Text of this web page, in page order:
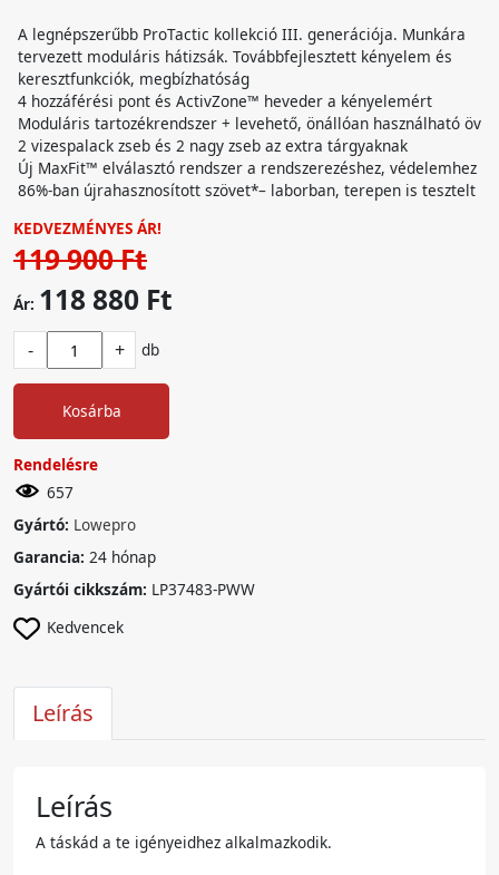
A legnépszerűbb ProTactic kollekció III. generációja. Munkára
tervezett moduláris hátizsák. Továbbfejlesztett kényelem és
keresztfunkciók, megbízhatóság
4 hozzáférési pont és ActivZone™ heveder a kényelemért
Moduláris tartozékrendszer + levehető, önállóan használható öv
2 vizespalack zseb és 2 nagy zseb az extra tárgyaknak
Új MaxFit™ elválasztó rendszer a rendszerezéshez, védelemhez
86%-ban újrahasznosított szövet*– laborban, terepen is tesztelt
KEDVEZMÉNYES ÁR!
119 900 Ft
Ár: 118 880 Ft
- + db
Kosárba
Rendelésre
657
Gyártó: Lowepro
Garancia: 24 hónap
Gyártói cikkszám: LP37483-PWW
Kedvencek
Leírás
Leírás
A táskád a te igényeidhez alkalmazkodik.